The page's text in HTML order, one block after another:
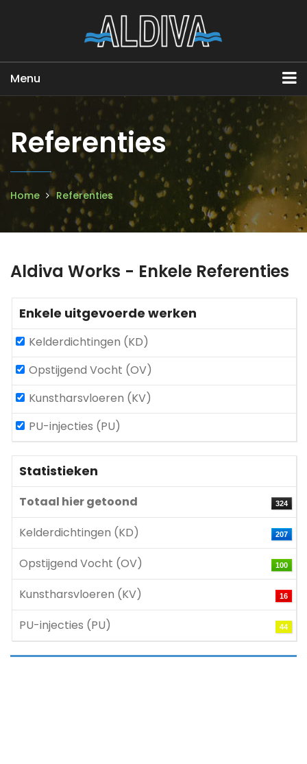
Menu
Referenties
Home Referenties
Aldiva Works - Enkele Referenties
Enkele uitgevoerde werken
Kelderdichtingen (KD)
Opstijgend Vocht (OV)
Kunstharsvloeren (KV)
PU-injecties (PU)
Statistieken
Totaal hier getoond 324
Kelderdichtingen (KD) 207
Opstijgend Vocht (OV) 100
Kunstharsvloeren (KV) 16
PU-injecties (PU) 44